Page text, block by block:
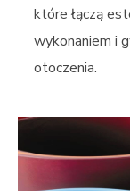
które łączą
wykonaniem i
otoczenia.